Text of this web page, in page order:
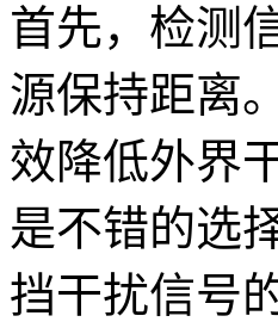
首先，检测
源保持距离
效降低外界
是不错的选
挡干扰信号